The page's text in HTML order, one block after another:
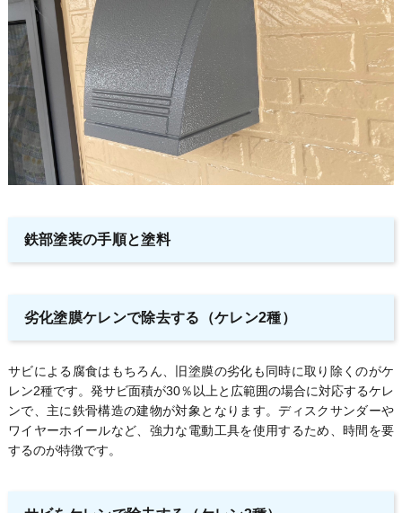
鉄部塗装の手順と塗料
劣化塗膜ケレンで除去する（ケレン2種）
サビによる腐食はもちろん、旧塗膜の劣化も同時に取り除くのがケ
レン2種です。発サビ面積が30％以上と広範囲の場合に対応するケレ
ンで、主に鉄骨構造の建物が対象となります。ディスクサンダーや
ワイヤーホイールなど、強力な電動工具を使用するため、時間を要
するのが特徴です。